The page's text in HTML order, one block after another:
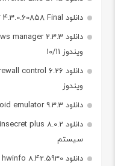
دانلود Artisteer 4.3.0.60858 Final طراحی قالب سایت
ویندوز 10/11
ویندوز
دانلود memu android emulator 9.3.3 شبیه ساز اندروید در ویندوز
سیستم